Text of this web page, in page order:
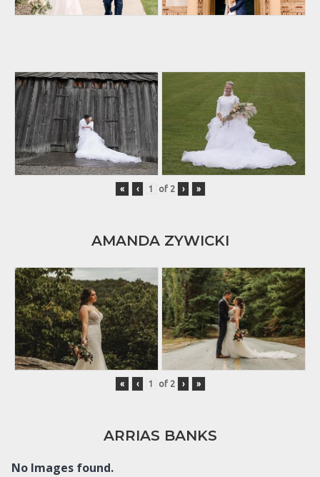
« ‹ of 2 › »
AMANDA ZYWICKI
« ‹ of 2 › »
ARRIAS BANKS
No Images found.